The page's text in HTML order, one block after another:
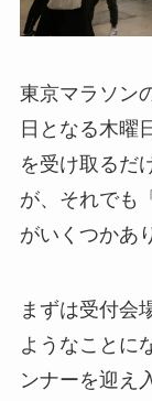
東京マラソン
日となる木曜
を受け取るだ
が、それでも
がいくつかあ
まずは受付会
ようなことに
ンナーを迎え